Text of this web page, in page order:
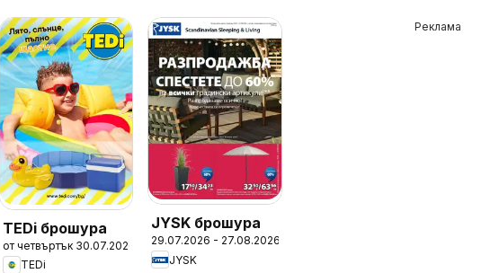
TEDi брошура
от четвъртък 30.07.2026
TEDi
JYSK брошура
29.07.2026 - 27.08.2026
JYSK
Реклама